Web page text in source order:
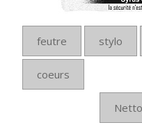
feutre stylo
coeurs